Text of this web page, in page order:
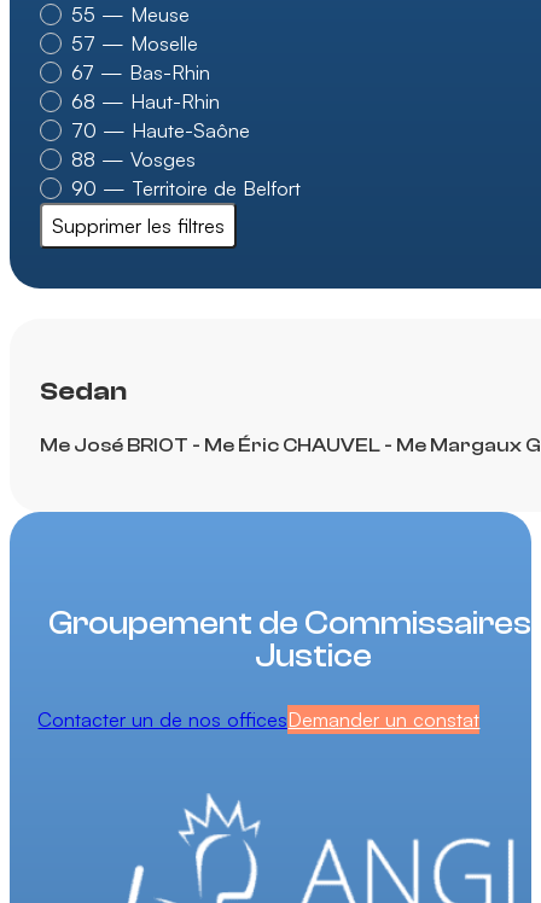
55 — Meuse
57 — Moselle
67 — Bas-Rhin
68 — Haut-Rhin
70 — Haute-Saône
88 — Vosges
90 — Territoire de Belfort
Supprimer les filtres
Sedan
Me José BRIOT - Me Éric CHAUVEL - Me Margaux
Groupement de Commissaires
Justice
Contacter un de nos officesDemander un constat